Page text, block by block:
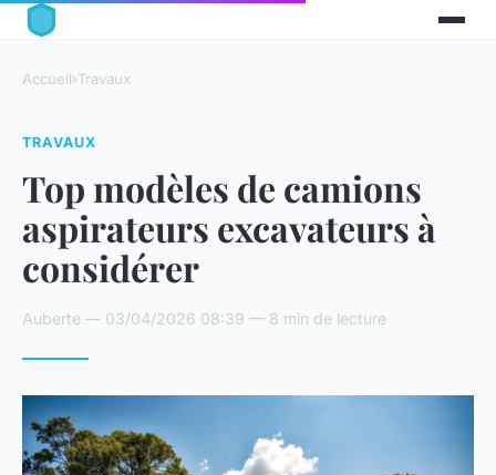
Accueil›Travaux
TRAVAUX
Top modèles de camions
aspirateurs excavateurs à
considérer
Auberte — 03/04/2026 08:39 — 8 min de lecture